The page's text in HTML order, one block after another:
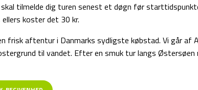
skal tilmelde dig turen senest et døgn før
koster det 30 kr.
frisk aftentur i Danmarks sydligste købstad. Vi går af
til vandet. Efter en smuk tur langs Østersøen